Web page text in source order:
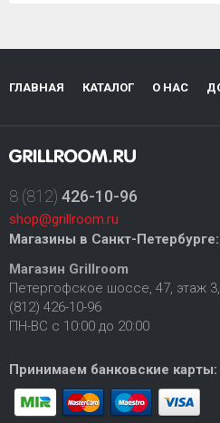
ГЛАВНАЯ КАТАЛОГ О НАС
8 (812) 426-10-96
shop@grillroom.ru
Магазины в Санкт-Петербурге:
Магазин Grillroom
Петергофское шоссе, 47, этаж
(812) 426-10-96
ПН-ВС с 10:00 до 20:00
Принимаем банковские карты: